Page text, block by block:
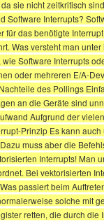
sie nicht zeitkritisch
Software Interrupts?
das benötigte
Was versteht man
Software Interrupts
oder mehreren E/A-
des Pollings
an die Geräte sind
Aufgrund der
Prinzip Es kann
muss aber die
Interrupts!
Bei vektorisierten
passiert beim
solche mit
retten, die durch